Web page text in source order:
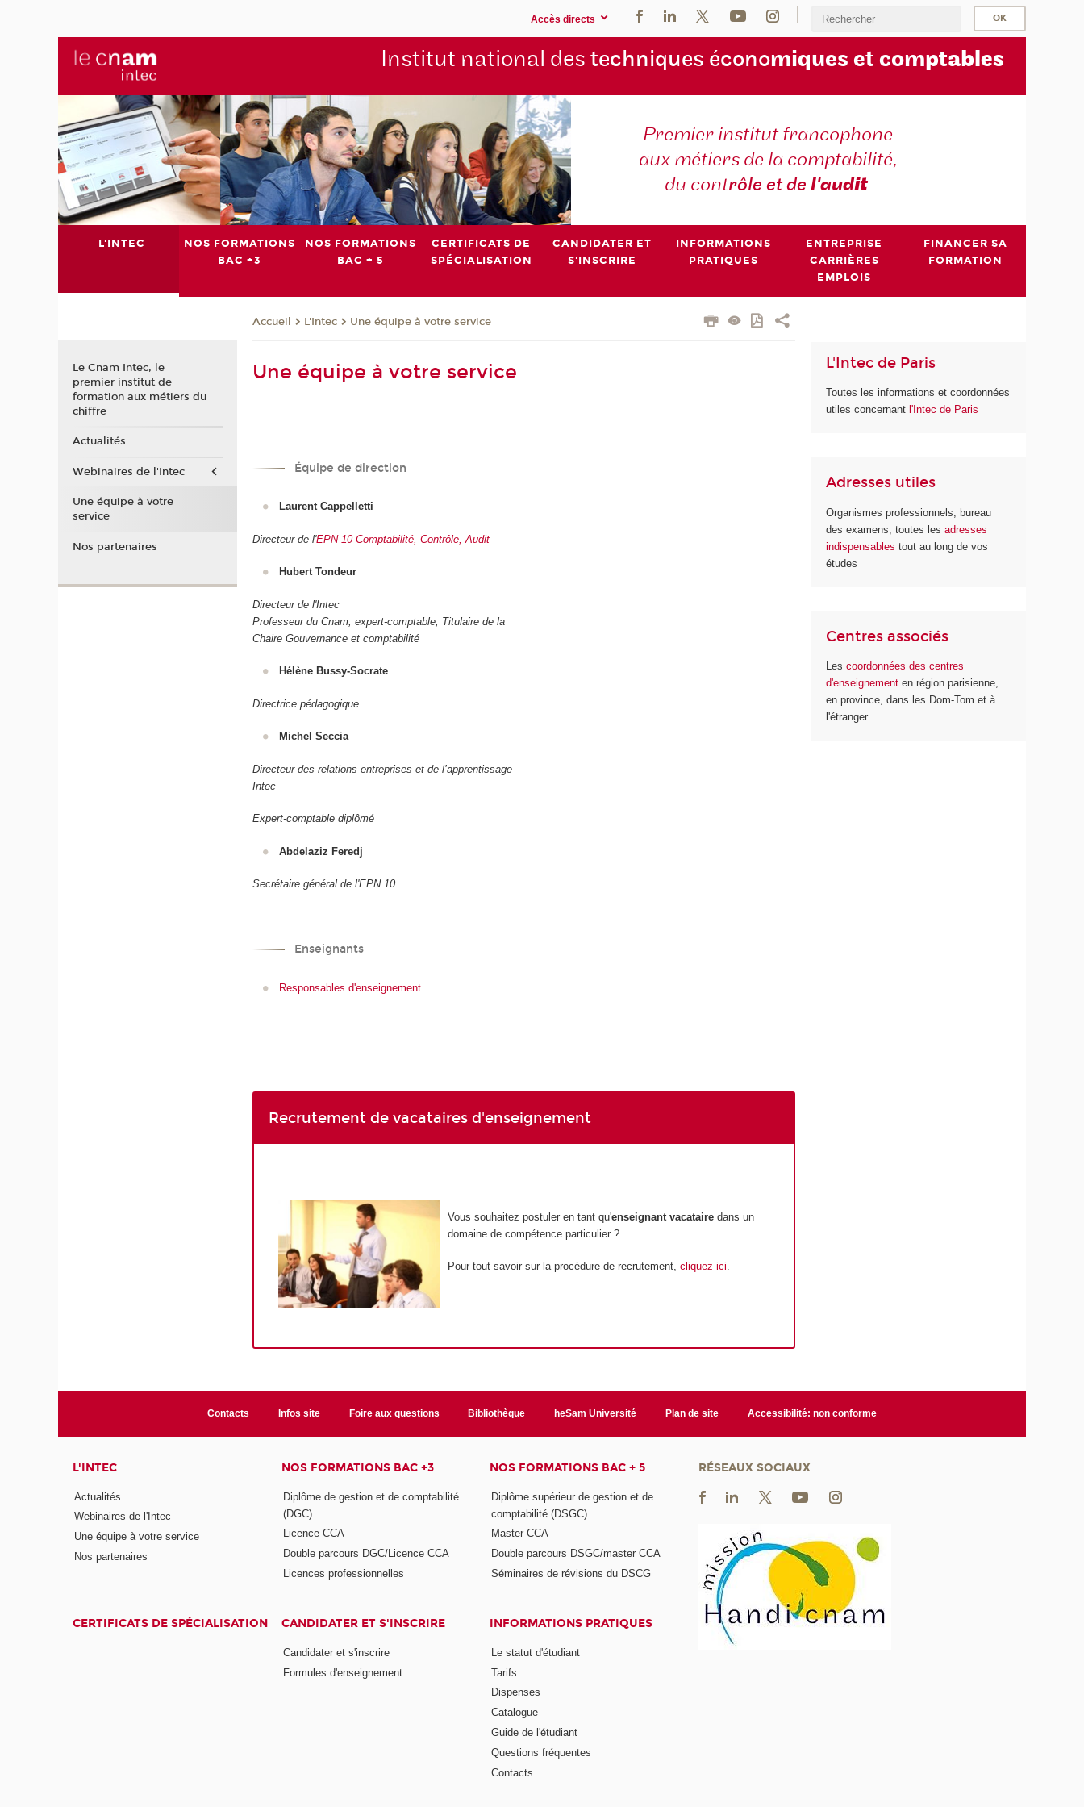
Accès directs
Institut national des techniques économiques et comptables
Premier institut francophone
aux métiers de la comptabilité,
du contrôle et del'audit
L'INTEC
NOS FORMATIONS
BAC +3
NOS FORMATIONS
BAC + 5
CERTIFICATS DE
SPÉCIALISATION
CANDIDATER ET
S'INSCRIRE
INFORMATIONS
PRATIQUES
ENTREPRISE
CARRIÈRES
EMPLOIS
FINANCER SA
FORMATION
Accueil L'Intec Une équipe à votre service
Une équipe à votre service
Équipe de direction
Laurent Cappelletti
Directeur de l'EPN 10 Comptabilité, Contrôle, Audit
Hubert Tondeur
Directeur de l'Intec
Professeur du Cnam, expert-comptable, Titulaire de la
Chaire Gouvernance et comptabilité
Hélène Bussy-Socrate
Directrice pédagogique
Michel Seccia
Directeur des relations entreprises et de l’apprentissage –
Intec
Expert-comptable diplômé
Abdelaziz Feredj
Secrétaire général de l'EPN 10
Enseignants
Responsables d'enseignement
Recrutement de vacataires d'enseignement
Vous souhaitez postuler en tant qu'enseignant vacatairedans un
domaine de compétence particulier ?
Pour tout savoir sur la procédure de recrutement, cliquez ici.
L'Intec de Paris
Toutes les informations et coordonnées
utiles concernant l'Intec de Paris
Adresses utiles
Organismes professionnels, bureau
des examens, toutes lesadresses
indispensables tout au long de vos
études
Centres associés
Lescoordonnées des centres
d'enseignementen région parisienne,
en province, dans les Dom-Tom et à
l'étranger
Le Cnam Intec, le
premier institut de
formation aux métiers du
chiffre
Actualités
Webinaires de l'Intec
Une équipe à votre
service
Nos partenaires
Contacts Infos site Foire aux questions Bibliothèque heSam Université Plan de site Accessibilité: non conforme
L'INTEC
Actualités
Webinaires de l'Intec
Une équipe à votre service
Nos partenaires
NOS FORMATIONS BAC +3
Diplôme de gestion et de comptabilité
(DGC)
Licence CCA
Double parcours DGC/Licence CCA
Licences professionnelles
NOS FORMATIONS BAC + 5
Diplôme supérieur de gestion et de
comptabilité (DSGC)
Master CCA
Double parcours DSGC/master CCA
Séminaires de révisions du DSCG
CERTIFICATS DE SPÉCIALISATION CANDIDATER ET S'INSCRIRE
Candidater et s'inscrire
Formules d'enseignement
INFORMATIONS PRATIQUES
Le statut d'étudiant
Tarifs
Dispenses
Catalogue
Guide de l'étudiant
Questions fréquentes
Contacts
RÉSEAUX SOCIAUX